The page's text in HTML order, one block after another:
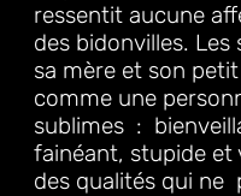
ressentit aucune a
des bidonvilles. Les
sa mère et son petit
comme une
sublimes :
fainéant, stupide et
des qualités qui ne